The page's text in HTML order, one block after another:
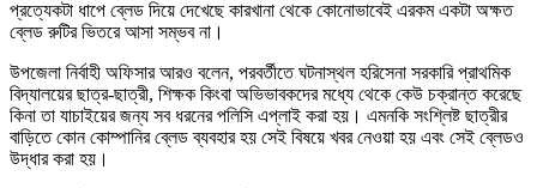
প্রত্যেকটা ধাপে ব্লেড দিয়ে দেখেছে কারখানা থেকে কোনোভাবেই এরকম একটা অক্ষত
ব্লেড রুটির ভিতরে আসা সম্ভব না।
উপজেলা নির্বাহী অফিসার আরও বলেন, পরবর্তীতে ঘটনাস্থল হরিসেনা সরকারি প্রাথমিক
বিদ্যালয়ের ছাত্র-ছাত্রী, শিক্ষক কিংবা অভিভাবকদের মধ্যে থেকে কেউ চক্রান্ত করেছে
কিনা তা যাচাইয়ের জন্য সব ধরনের পলিসি এপ্লাই করা হয়। এমনকি সংশ্লিষ্ট ছাত্রীর
বাড়িতে কোন কোম্পানির ব্লেড ব্যবহার হয় সেই বিষয়ে খবর নেওয়া হয় এবং সেই ব্লেডও
উদ্ধার করা হয়।